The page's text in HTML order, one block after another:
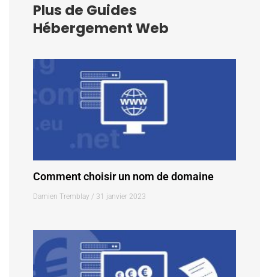
Plus de Guides
Hébergement Web
Comment choisir un nom de domaine
Damien Tremblay 31 janvier 2023